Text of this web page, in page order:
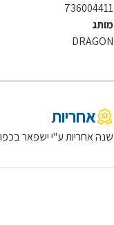
736004411
מותג
DRAGON
אחריות
שנה אחריות ע"י ישפאר